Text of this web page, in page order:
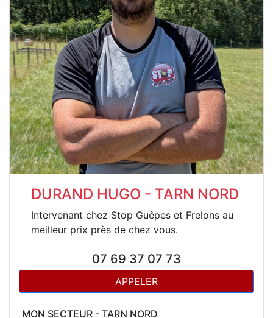
DURAND HUGO - TARN NORD
Intervenant chez Stop Guêpes et Frelons au
meilleur prix près de chez vous.
07 69 37 07 73
APPELER
MON SECTEUR - TARN NORD